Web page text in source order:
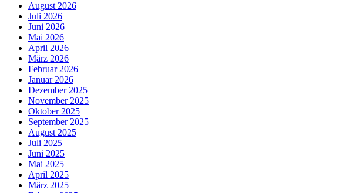
August 2026
Juli 2026
Juni 2026
Mai 2026
April 2026
März 2026
Februar 2026
Januar 2026
Dezember 2025
November 2025
Oktober 2025
September 2025
August 2025
Juli 2025
Juni 2025
Mai 2025
April 2025
März 2025